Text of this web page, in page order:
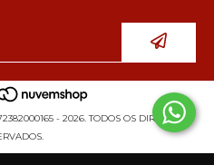
- 2026. TODOS OS DIREITOS